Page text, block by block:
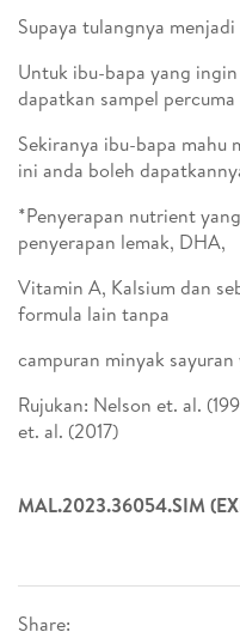
Share:
Supaya tulangnya
Untuk ibu-bapa yang
dapatkan sampel percuma
Sekiranya ibu-bapa mahu
ini anda boleh
*Penyerapan nutrient
penyerapan lemak, DHA,
Vitamin A, Kalsium dan
formula lain tanpa
campuran minyak sayuran
Rujukan: Nelson et. al.
et. al. (2017)
MAL.2023.36054.SIM